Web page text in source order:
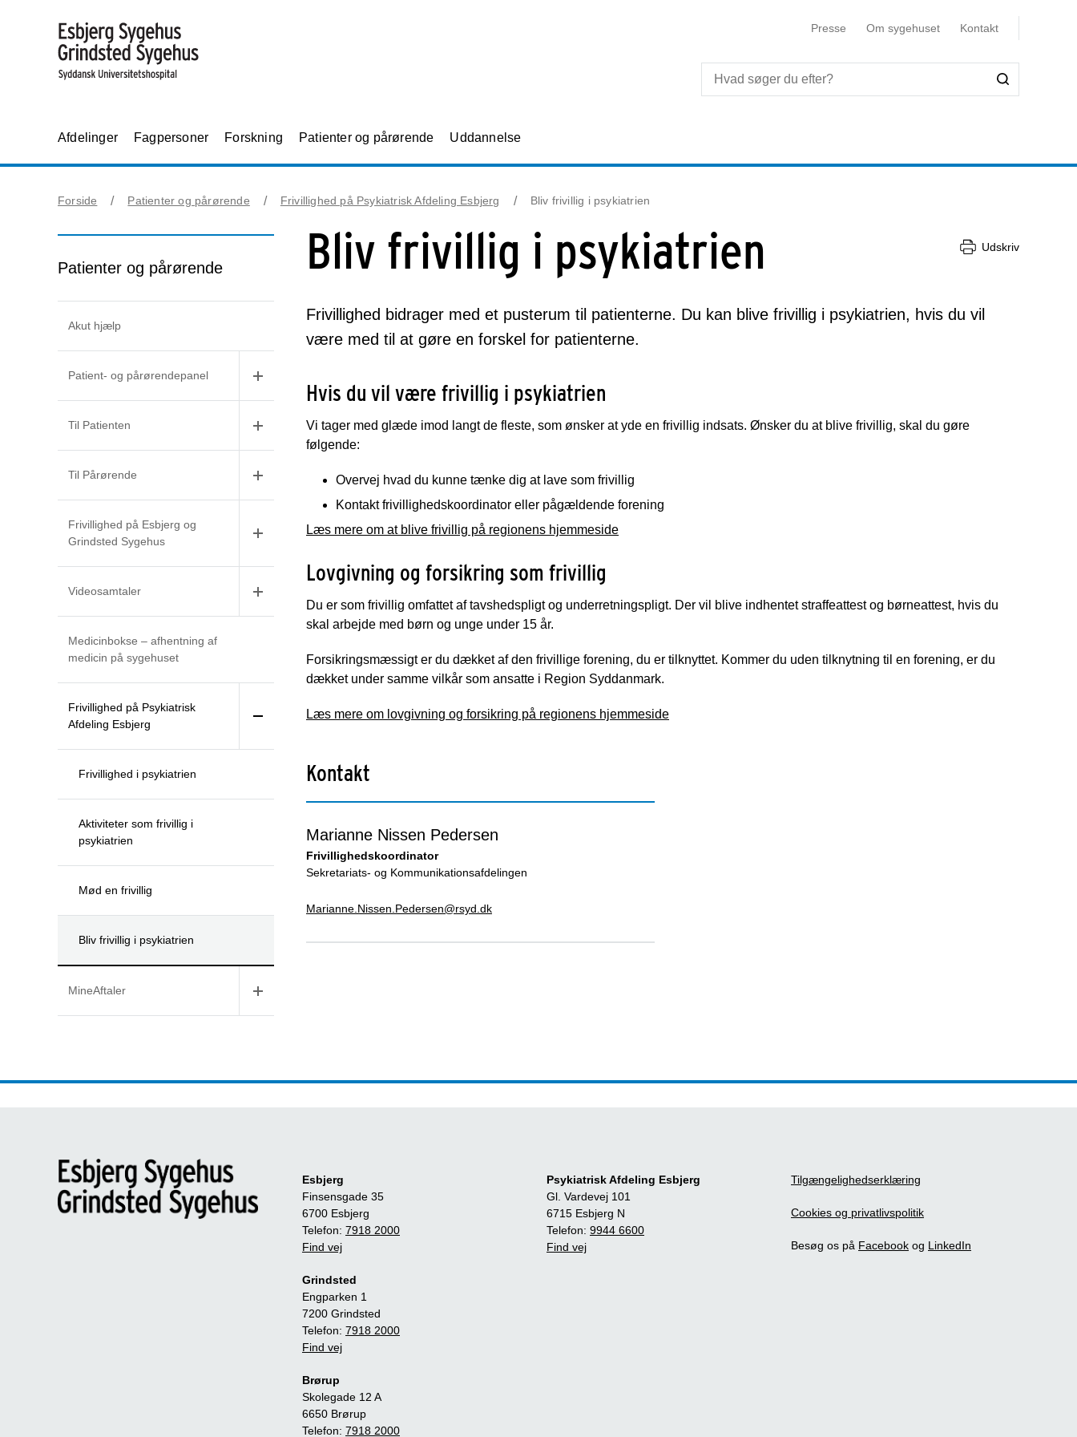
Presse Om sygehuset Kontakt
Afdelinger Fagpersoner Forskning Patienter og pårørende Uddannelse
Forside Patienter og pårørende Frivillighed på Psykiatrisk Afdeling Esbjerg Bliv frivillig i psykiatrien
Patienter og pårørende
Akut hjælp
Patient- og pårørendepanel
Til Patienten
Til Pårørende
Frivillighed på Esbjerg og
Grindsted Sygehus
Videosamtaler
Medicinbokse – afhentning af
medicin på sygehuset
Frivillighed på Psykiatrisk
Afdeling Esbjerg
Frivillighed i psykiatrien
Aktiviteter som frivillig i
psykiatrien
Mød en frivillig
Bliv frivillig i psykiatrien
MineAftaler
Bliv frivillig i psykiatrien Udskriv
Frivillighed bidrager med et pusterum til patienterne. Du kan blive frivillig i psykiatrien, hvis du vil
være med til at gøre en forskel for patienterne.
Hvis du vil være frivillig i psykiatrien
Vi tager med glæde imod langt de fleste, som ønsker at yde en frivillig indsats. Ønsker du at blive frivillig, skal du gøre
følgende:
Overvej hvad du kunne tænke dig at lave som frivillig
Kontakt frivillighedskoordinator eller pågældende forening
Læs mere om at blive frivillig på regionens hjemmeside
Lovgivning og forsikring som frivillig
Du er som frivillig omfattet af tavshedspligt og underretningspligt. Der vil blive indhentet straffeattest og børneattest, hvis du
skal arbejde med børn og unge under 15 år.
Forsikringsmæssigt er du dækket af den frivillige forening, du er tilknyttet. Kommer du uden tilknytning til en forening, er du
dækket under samme vilkår som ansatte i Region Syddanmark.
Læs mere om lovgivning og forsikring på regionens hjemmeside
Kontakt
Marianne Nissen Pedersen
Frivillighedskoordinator
Sekretariats- og Kommunikationsafdelingen
Marianne.Nissen.Pedersen@rsyd.dk
Esbjerg
Finsensgade 35
6700 Esbjerg
Telefon: 7918 2000
Find vej
Grindsted
Engparken 1
7200 Grindsted
Telefon: 7918 2000
Find vej
Brørup
Skolegade 12 A
6650 Brørup
Telefon: 7918 2000
Psykiatrisk Afdeling Esbjerg
Gl. Vardevej 101
6715 Esbjerg N
Telefon: 9944 6600
Find vej
Tilgængelighedserklæring
Cookies og privatlivspolitik
Besøg os på Facebook og LinkedIn